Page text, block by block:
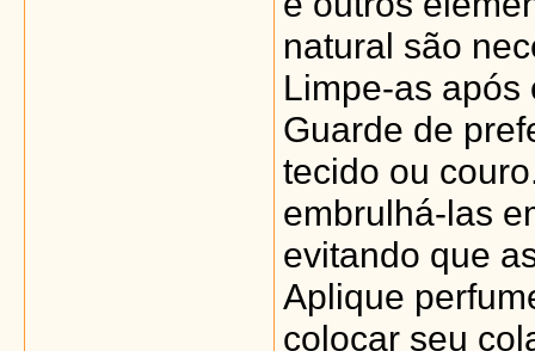
natural são
Limpe-as após
Guarde de
tecido ou
embrulhá-las
evitando que
Aplique
colocar seu